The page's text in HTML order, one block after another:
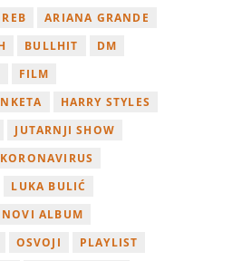
ARIANA GRANDE
BULLHIT
DM
FILM
HARRY STYLES
JUTARNJI SHOW
KORONAVIRUS
LUKA BULIĆ
NOVI ALBUM
OSVOJI
PLAYLIST